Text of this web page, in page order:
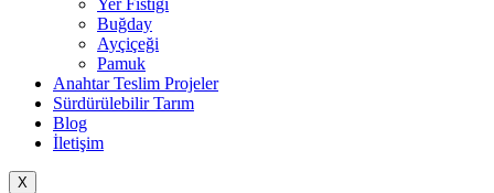
Yer Fıstığı
Buğday
Ayçiçeği
Pamuk
Anahtar Teslim Projeler
Sürdürülebilir Tarım
Blog
İletişim
X